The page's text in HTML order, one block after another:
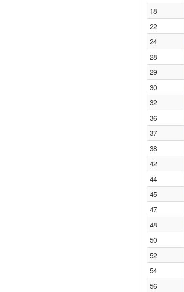
18
22
24
28
29
30
32
36
37
38
42
44
45
47
48
50
52
54
56